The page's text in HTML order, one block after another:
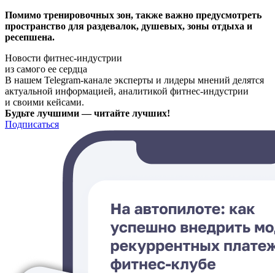
Помимо тренировочных зон, также важно предусмотреть
пространство для раздевалок, душевых, зоны отдыха и
ресепшена.
Новости фитнес-индустрии
из самого ее сердца
В нашем Telegram-канале эксперты и лидеры мнений делятся
актуальной информацией, аналитикой фитнес-индустрии
и своими кейсами.
Будьте лучшими — читайте лучших!
Подписаться